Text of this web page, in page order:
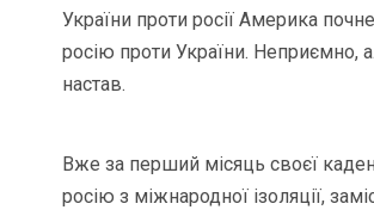
України проти росії Америка
росію проти України. Неприємно,
настав.
Вже за перший місяць своєї
росію з міжнародної ізоляції,